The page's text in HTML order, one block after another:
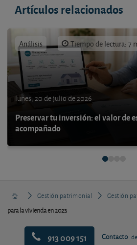
Artículos relacionados
Análisis Tiempo de lectura: 7
lunes, 20 de julio de 2026
Preservar tu inversión: el valor de
acompañado
Gestión patrimonial Gestión
para la vivienda en 2023
913 009 151 Contacto